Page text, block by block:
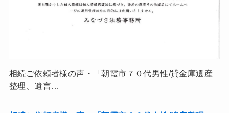
相続ご依頼者様の声・「朝霞市７０代男性/貸金庫遺産
整理、遺言…